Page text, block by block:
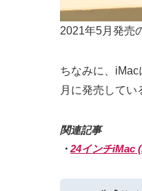
2021年5月発売
ちなみに、
月に発売してい
関連記事
・ 24インチiMac